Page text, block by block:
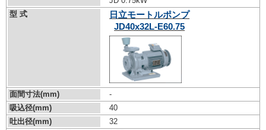
型 式
日立モートルポンプ
JD40x32L-E60.75
面間寸法(mm)
-
吸込径(mm)
40
吐出径(mm)
32